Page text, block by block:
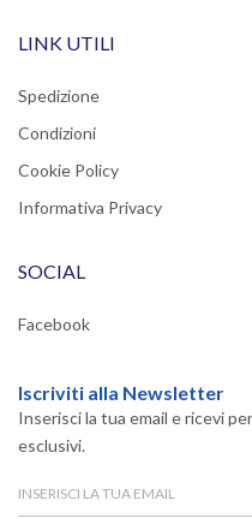
LINK UTILI
Spedizione
Condizioni
Cookie Policy
Informativa Privacy
SOCIAL
Facebook
Iscriviti alla Newsletter
Inserisci la tua email e ricevi
esclusivi.